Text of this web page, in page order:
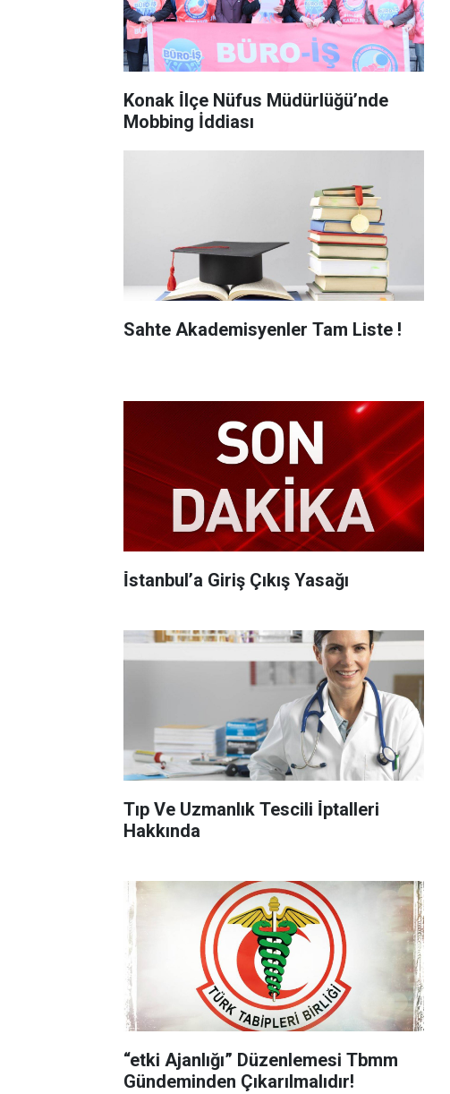
Konak İ̇lçe Nüfus Müdürlüğü’nde
Mobbing İddiası
Sahte Akademisyenler Tam Liste !
İ̇stanbul’a Giriş Çıkış Yasağı
Tıp Ve Uzmanlık Tescili İ̇ptalleri
Hakkında
“etki Ajanlığı” Düzenlemesi Tbmm
Gündeminden Çıkarılmalıdır!